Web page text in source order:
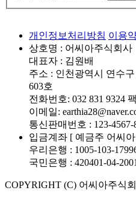
개인정보처리방침 이용
상호명 : 어씨아주식회사
대표자 : 김원배
주소 : 인천광역시 연수
603호
전화번호: 032 831 9324
이메일:
통신판매번호 : 123-4567-
입금계좌 [ 예금주 어씨
우리은행 : 1005-103-
국민은행 : 420401-04-
COPYRIGHT (C) 어씨아주식